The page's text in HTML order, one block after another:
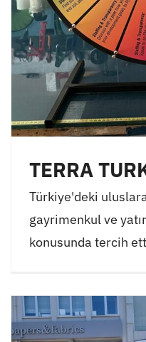
TERRA
Türkiye'deki
gayrimenkul ve
konusunda tercih